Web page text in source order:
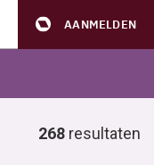
AANMELDEN
268 resultaten